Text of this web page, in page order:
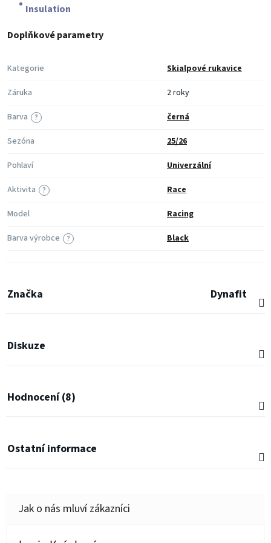
Insulation
Doplňkové parametry
Kategorie
Skialpové rukavice
Záruka
2 roky
?
Barva
černá
Sezóna
25/26
Pohlaví
Univerzální
?
Aktivita
Race
Model
Racing
?
Barva výrobce Black
Značka Dynafit
Diskuze
Hodnocení (8)
Ostatní informace